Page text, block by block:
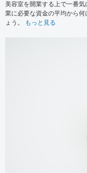
美容室を開業する上で一番
業に必要な資金の平均から
ょう。
もっと見る